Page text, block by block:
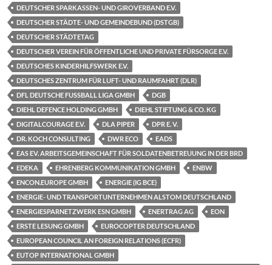
DEUTSCHER SPARKASSEN- UND GIROVERBAND E.V.
DEUTSCHER STÄDTE- UND GEMEINDEBUND (DSTGB)
DEUTSCHER STÄDTETAG
DEUTSCHER VEREIN FÜR ÖFFENTLICHE UND PRIVATE FÜRSORGE E.V.
DEUTSCHES KINDERHILFSWERK E.V.
DEUTSCHES ZENTRUM FÜR LUFT- UND RAUMFAHRT (DLR)
DFL DEUTSCHE FUSSBALL LIGA GMBH
DGB
DIEHL DEFENCE HOLDING GMBH
DIEHL STIFTUNG & CO. KG
DIGITALCOURAGE E.V.
DLA PIPER
DPR E. V.
DR. KOCH CONSULTING
DWR ECO
EADS
EAS EV. ARBEITSGEMEINSCHAFT FÜR SOLDATENBETREUUNG IN DER BRD
EDEKA
EHRENBERG KOMMUNIKATION GMBH
ENBW
ENCON.EUROPE GMBH
ENERGIE (IG BCE)
ENERGIE- UND TRANSPORTUNTERNEHMEN ALSTOM DEUTSCHLAND
ENERGIESPARNETZWERK ESN GMBH
ENERTRAG AG
EON
ERSTE LESUNG GMBH
EUROCOPTER DEUTSCHLAND
EUROPEAN COUNCIL AN FOREIGN RELATIONS (ECFR)
EUTOP INTERNATIONAL GMBH